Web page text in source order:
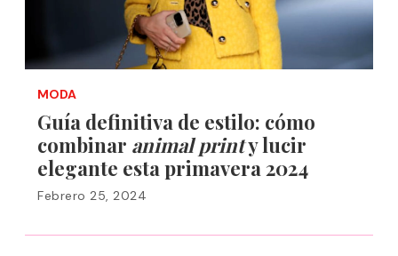
MODA
Guía definitiva de estilo: cómo
combinar animal printy lucir
elegante esta primavera 2024
Febrero 25, 2024